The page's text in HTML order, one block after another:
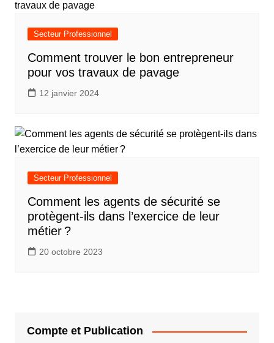
Secteur Professionnel
Comment trouver le bon entrepreneur
pour vos travaux de pavage
12 janvier 2024
Secteur Professionnel
Comment les agents de sécurité se
protègent-ils dans l’exercice de leur
métier ?
20 octobre 2023
Compte et Publication